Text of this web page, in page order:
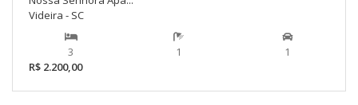
Videira - SC
3 1
1
R$ 2.200,00